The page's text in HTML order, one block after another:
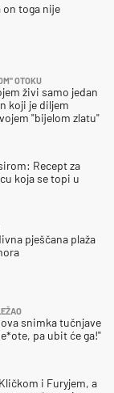
snimka tučnjave
pa ubit će ga!"
i Furyjem, a
on toga nije
OTOKU
živi samo jedan
koji je diljem
"bijelom zlatu"
Recept za
koja se topi u
pješčana plaža